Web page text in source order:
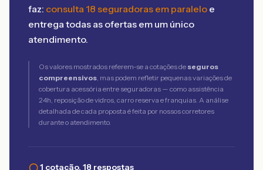
faz: consulta 18 seguradoras em paralelo e
entrega todas as ofertas em um único
atendimento.
Os valores mostrados referem-se a cotações de seguros
compreensivos, mas podem refletir pequenas variações de
cobertura acessória entre seguradoras — como assistência
24h, reposição de vidros, carro reserva e franquias. A análise
detalhada de cada proposta é feita por nossos corretores
durante o atendimento.
1 cotação, 18 respostas